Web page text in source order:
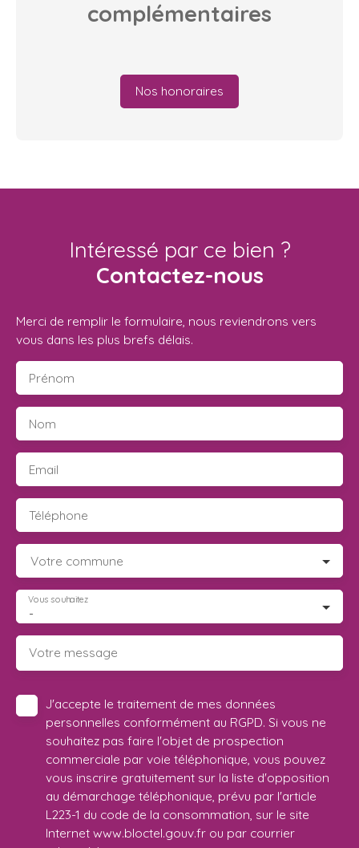
complémentaires
Nos honoraires
Intéressé par ce bien ?
Contactez-nous
Merci de remplir le formulaire, nous reviendrons vers
vous dans les plus brefs délais.
Prénom
Nom
Email
Téléphone
Votre commune
-
Vous souhaitez
Votre message
J'accepte le traitement de mes données
personnelles conformément au RGPD. Si vous ne
souhaitez pas faire l'objet de prospection
commerciale par voie téléphonique, vous pouvez
vous inscrire gratuitement sur la liste d'opposition
au démarchage téléphonique, prévu par l'article
L223-1 du code de la consommation, sur le site
Internet www.bloctel.gouv.fr ou par courrier